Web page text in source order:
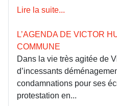
Lire la suite...
L’AGENDA DE VICTOR
COMMUNE
Dans la vie très agitée de
d’incessants
condamnations pour ses
protestation en...